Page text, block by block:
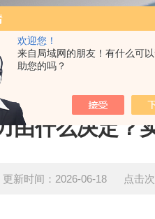
欢迎您！
来自局域网的朋友！有什么可
助您的吗？
由什么决定？
更新时间：2026-06-18 点击次